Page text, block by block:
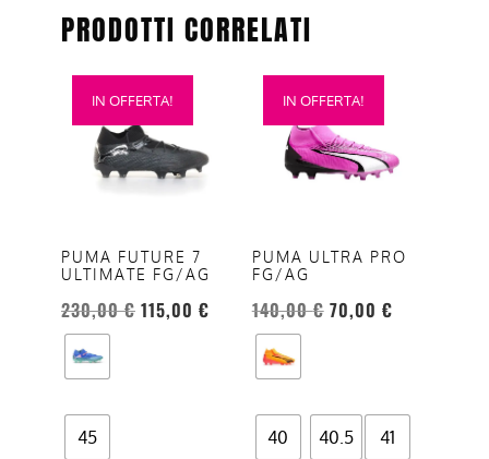
PRODOTTI CORRELATI
IN OFFERTA!
PUMA FUTURE 7
ULTIMATE FG/AG
230,00€ 115,00 €
45
Questo
prodotto
varianti.
opzioni
possono
essere
scelte
nella
del
prodotto
IN OFFERTA!
PUMA ULTRA PRO
FG/AG
140,00€ 70,00 €
40 40.5 41
Questo
prodotto
opzioni
possono
essere
scelte
nella
del
prodotto